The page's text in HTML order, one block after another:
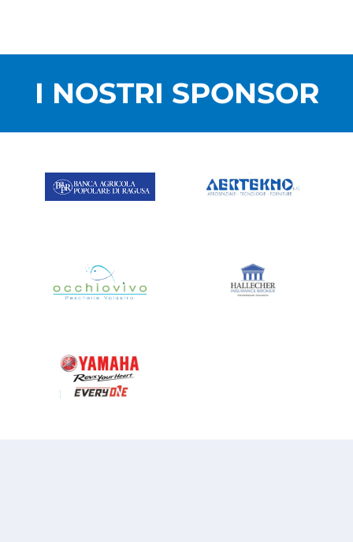
I NOSTRI SPONSOR